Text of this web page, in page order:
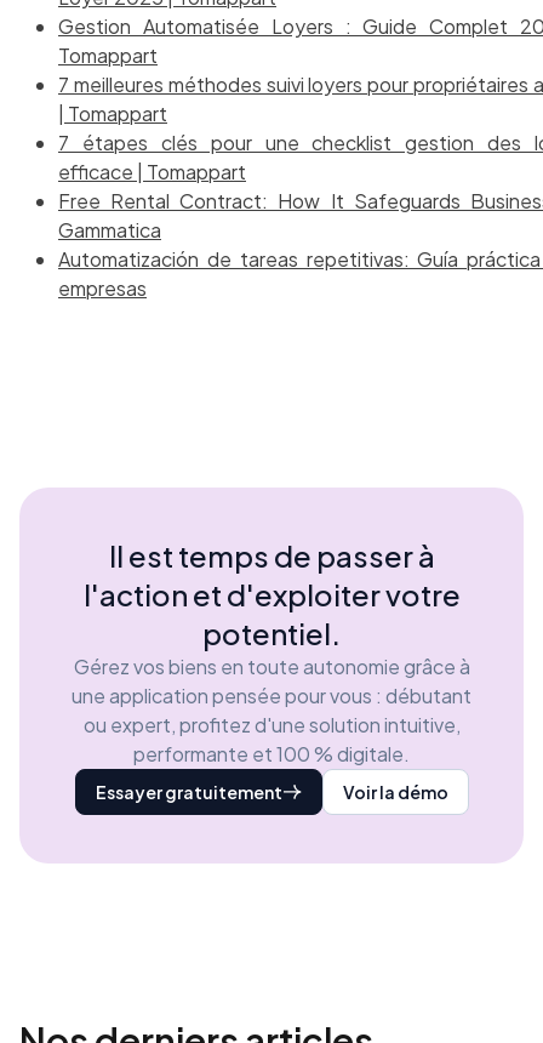
Gestion Automatisée Loyers : Guide Complet
Tomappart
7 meilleures méthodes suivi loyers pour propriétaires
| Tomappart
7 étapes clés pour une checklist gestion des
efficace | Tomappart
Free Rental Contract: How It Safeguards
Gammatica
Automatización de tareas repetitivas: Guía
empresas
Il est temps de passer à
l'action et d'exploiter votre
potentiel.
Gérez vos biens en toute autonomie grâce à
une application pensée pour vous : débutant
ou expert, profitez d'une solution intuitive,
performante et 100 % digitale.
Essayer gratuitement Voir la démo